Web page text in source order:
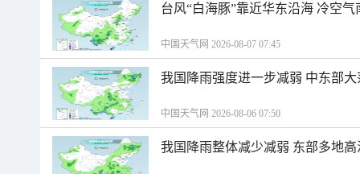
台风“白海豚”靠近华东沿海 冷空
中国天气网 2026-08-07 07:45
我国降雨强度进一步减弱 中东部
中国天气网 2026-08-06 07:50
我国降雨整体减少减弱 东部多地